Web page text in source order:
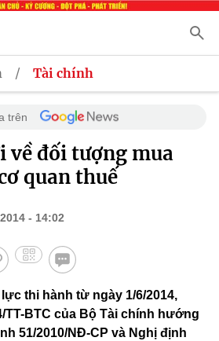
/ Tài chính
trên
về đối tượng mua
quan thuế
- 14:02
thi hành từ ngày 1/6/2014,
TT-BTC của Bộ Tài chính hướng
51/2010/NĐ-CP và Nghị định